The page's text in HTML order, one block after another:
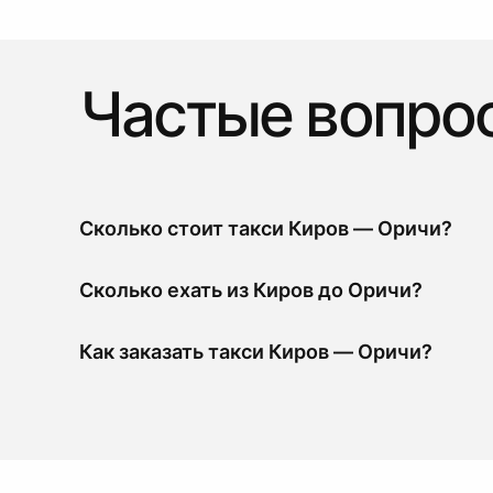
Частые
Сколько стоит такси Киров — Оричи?
Сколько ехать из Киров до Оричи?
Как заказать такси Киров — Оричи?